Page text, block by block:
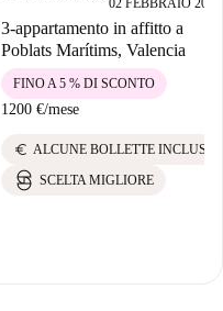
02 FEBBRAIO 2027
3-appartamento in affitto a
Poblats Marítims, Valencia
1200 €/mese
FINO A 5 % DI SCONTO
euro ALCUNE BOLLETTE INCLUSE
SCELTA MIGLIORE